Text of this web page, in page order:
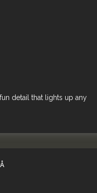
detail that lights up any